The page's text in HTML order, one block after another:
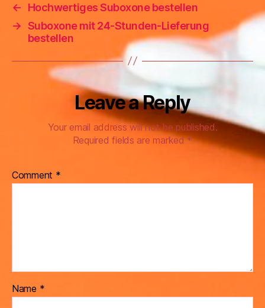
←
Hochwertiges Suboxone bestellen
→ Suboxone mit 24-Stunden-Lieferung
bestellen
Leave a Reply
Your email address will not be published.
Required fields are marked*
Comment *
Name *